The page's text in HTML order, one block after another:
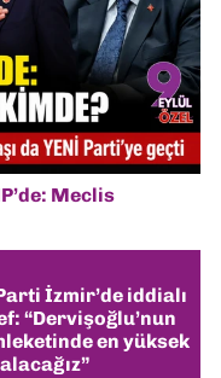
Meclis
İzmir’de iddialı
“Dervişoğlu’nun
en yüksek